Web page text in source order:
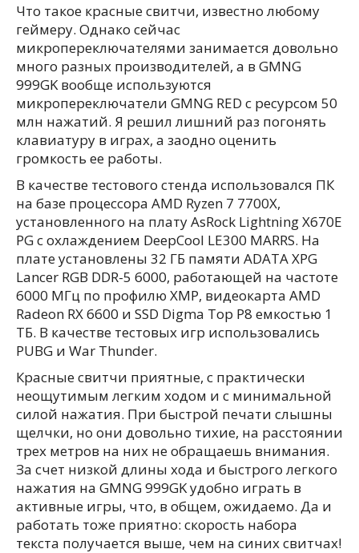
Что такое красные свитчи, известно любому
геймеру. Однако сейчас
микропереключателями занимается довольно
много разных производителей, а в GMNG
999GK вообще используются
микропереключатели GMNG RED с ресурсом 50
млн нажатий. Я решил лишний раз погонять
клавиатуру в играх, а заодно оценить
громкость ее работы.
В качестве тестового стенда использовался ПК
на базе процессора AMD Ryzen 7 7700X,
установленного на плату AsRock Lightning X670E
PG с охлаждением DeepCool LE300 MARRS. На
плате установлены 32 ГБ памяти ADATA XPG
Lancer RGB DDR-5 6000, работающей на частоте
6000 МГц по профилю XMP, видеокарта AMD
Radeon RX 6600 и SSD Digma Top P8 емкостью 1
ТБ. В качестве тестовых игр использовались
PUBG и War Thunder.
Красные свитчи приятные, с практически
неощутимым легким ходом и с минимальной
силой нажатия. При быстрой печати слышны
щелчки, но они довольно тихие, на расстоянии
трех метров на них не обращаешь внимания.
За счет низкой длины хода и быстрого легкого
нажатия на GMNG 999GK удобно играть в
активные игры, что, в общем, ожидаемо. Да и
работать тоже приятно: скорость набора
текста получается выше, чем на синих свитчах!